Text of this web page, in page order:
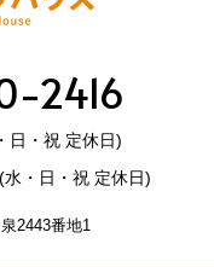
2416
・祝 定休日)
・日・祝 定休日)
2443番地1